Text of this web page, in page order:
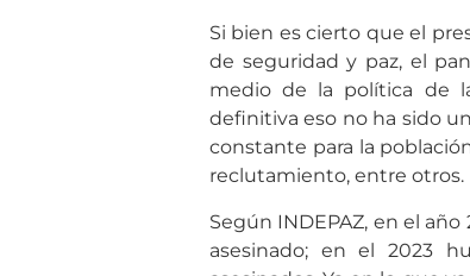
Si bien es cierto que el
de seguridad y paz, el
medio de la política de
definitiva eso no ha sido
constante para la
reclutamiento, entre otros.
Según INDEPAZ, en el
asesinado; en el 2023